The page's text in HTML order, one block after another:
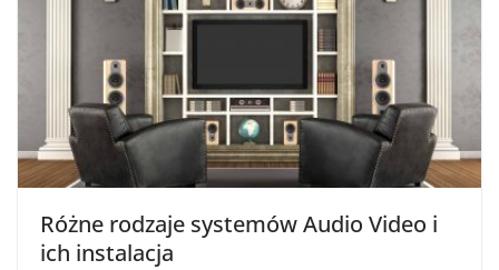
Różne rodzaje systemów Audio Video i
ich instalacja